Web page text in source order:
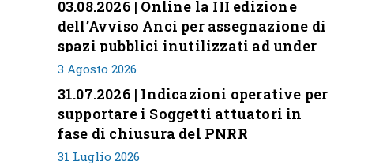
03.08.2026 | Online la III edizione
dell’Avviso Anci per assegnazione di
spazi pubblici inutilizzati ad under
35
3 Agosto 2026
31.07.2026 | Indicazioni operative per
supportare i Soggetti attuatori in
fase di chiusura del PNRR
31 Luglio 2026